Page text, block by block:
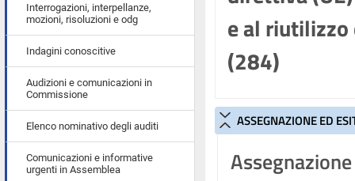
Interrogazioni, interpellanze,
mozioni, risoluzioni e odg
Indagini conoscitive
Audizioni e comunicazioni in
Commissione
Elenco nominativo degli auditi
Comunicazioni e informative
urgenti in Assemblea
e al
(284)
ASSEGNAZIONE ED